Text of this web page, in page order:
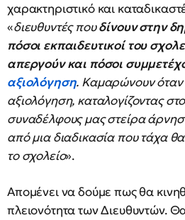
χαρακτηριστικό και
«διευθυντές πουδίνουν στην
πόσοι εκπαιδευτικοί του
απεργούν και πόσοι
αξιολόγηση. Καμαρώνουν
αξιολόγηση, καταλογίζοντας
συναδέλφους μας στείρα
από μια διαδικασία που τάχα
το σχολείο».
Απομένει να δούμε πως θα
πλειονότητα των Διευθυντών.